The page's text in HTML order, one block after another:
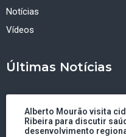
Notícias
Vídeos
Últimas Notícias
Alberto Mourão visita
Ribeira para discutir
desenvolvimento